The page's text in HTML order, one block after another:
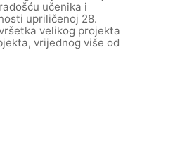
učenika i
upriličenoj 28.
velikog projekta
vrijednog više od